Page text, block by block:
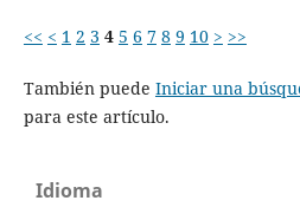
<< < 1 2 3 4 5 6 7 8 9 10 > >>
También puede Iniciar una
para este artículo.
Idioma